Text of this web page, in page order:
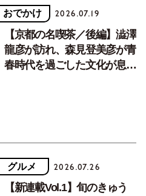
おでかけ 2026.07.19
【京都の名喫茶／後編】澁澤
龍彦が訪れ、森見登美彦が青
春時代を過ごした文化が息づ
グルメ 2026.07.26
【新連載Vol.1】旬のきゅう